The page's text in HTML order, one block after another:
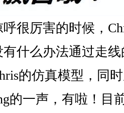
很厉害的时候，
什么办法通过走
的仿真模型，同
的一声，有啦！目